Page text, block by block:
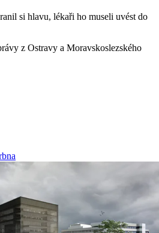
si hlavu, lékaři ho museli uvést do
z Ostravy a Moravskoslezského